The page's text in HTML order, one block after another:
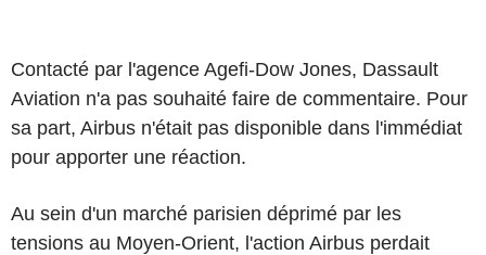
Contacté par l'agence Agefi-Dow Jones, Dassault
Aviation n'a pas souhaité faire de commentaire. Pour
sa part, Airbus n'était pas disponible dans l'immédiat
pour apporter une réaction.
Au sein d'un marché parisien déprimé par les
tensions au Moyen-Orient, l'action Airbus perdait